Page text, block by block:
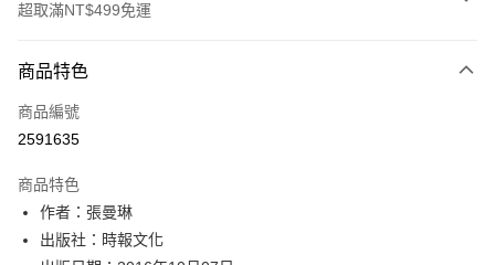
超取滿NT$499免運
信用卡一次付款
ATM付款
運送方式
付款後全家取貨
每筆NT$60，滿NT$499(含以上)免運費
商品特色
商品編號
2591635
商品特色
作者：張曼琳
出版社：時報文化